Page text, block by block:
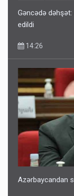
Gəncədə dəhşət:
edildi
14:26
Azərbaycandan